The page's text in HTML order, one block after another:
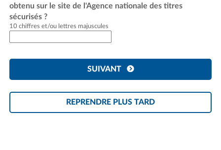
obtenu sur le site de l'Agence nationale des titres
sécurisés ?
10 chiffres et/ou lettres majuscules
SUIVANT
REPRENDRE PLUS TARD